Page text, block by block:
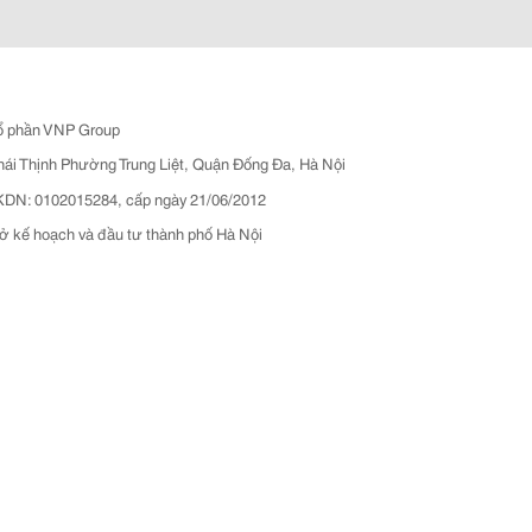
phần VNP Group
Thịnh Phường Trung Liệt, Quận Đống Đa, Hà Nội
0102015284, cấp ngày 21/06/2012
kế hoạch và đầu tư thành phố Hà Nội